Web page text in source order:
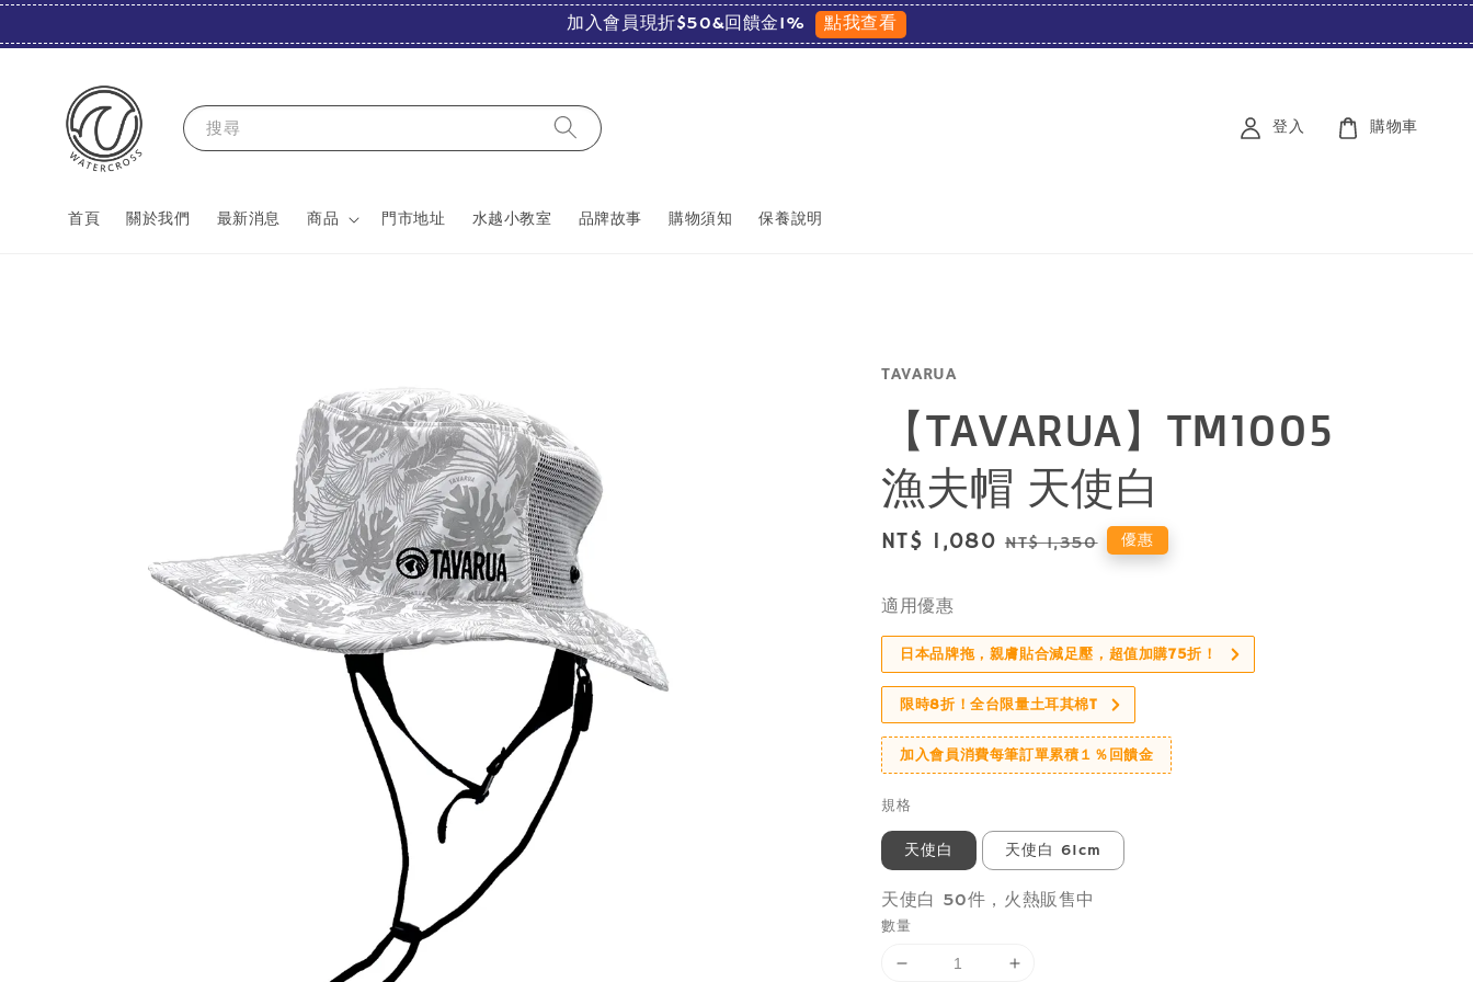
加入會員現折$50&回饋金1% 點我查看
搜尋
首頁 關於我們 最新消息 商品 門市地址 水越小教室 品牌故事 購物須知 保養說明
登入 購物車
TAVARUA
【TAVARUA】TM1005
漁夫帽 天使白
Sale
NT$ 1,080 Regular
NT$ 1,350 優惠
適用優惠
日本品牌拖，親膚貼合減足壓，超值加購75折！
限時8折！全台限量土耳其棉T
加入會員消費每筆訂單累積１％回饋金
規格
天使白 天使白 61cm
天使白 50件，火熱販售中
數量